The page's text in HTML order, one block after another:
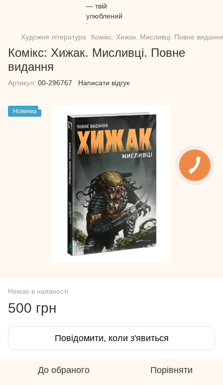
Художня література Комікс: Хижак. Мисливці. Повне
Комікс: Хижак. Мисливці. Повне
видання
Артикул: 00-296767 Написати відгук
Новинка
Немає в наявності
500 грн
Повідомити, коли з'явиться
До обраного Порівняти